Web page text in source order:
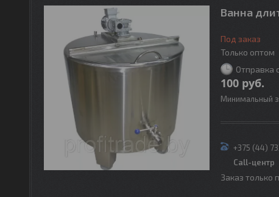
Ванна
Под заказ
Только оптом
Отправка
100 руб.
Минимальный
+375 (44)
Call-центр
Заказ только